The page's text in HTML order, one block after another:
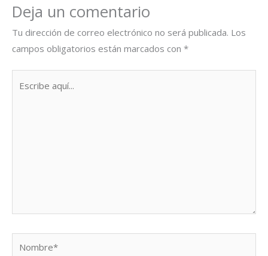
Deja un comentario
Tu dirección de correo electrónico no será publicada. Los
campos obligatorios están marcados con *